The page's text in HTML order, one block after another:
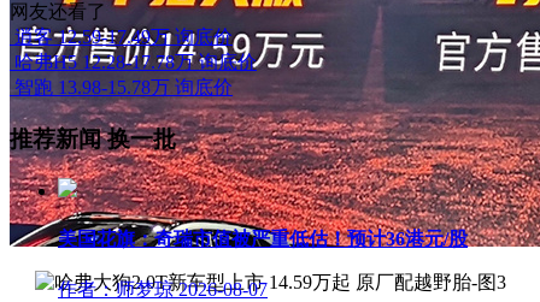
网友还看了
逍客 12.59-17.49万 询底价
哈弗H5 12.28-17.78万 询底价
智跑 13.98-15.78万 询底价
推荐新闻换一批
美国花旗：奇瑞市值被严重低估！预计36港元/股
作者：师梦琼 2026-08-07